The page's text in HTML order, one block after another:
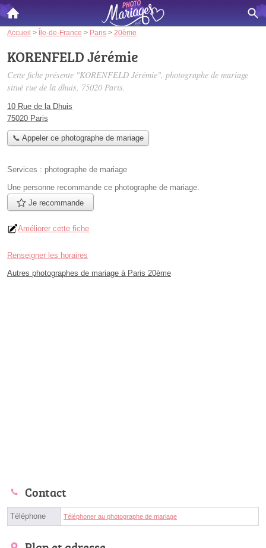
Accueil > Île-de-France > Paris > 20ème
KORENFELD Jérémie
Cette fiche présente "KORENFELD Jérémie", photographe de mariage
situé rue de la dhuis, 75020 Paris.
10 Rue de la Dhuis
75020 Paris
📞 Appeler ce photographe de mariage
Services : photographe de mariage
Une personne recommande ce photographe de mariage.
Je recommande
Améliorer cette fiche
Renseigner les horaires
Autres photographes de mariage à Paris 20ème
Contact
Téléphone Téléphoner au photographe de mariage